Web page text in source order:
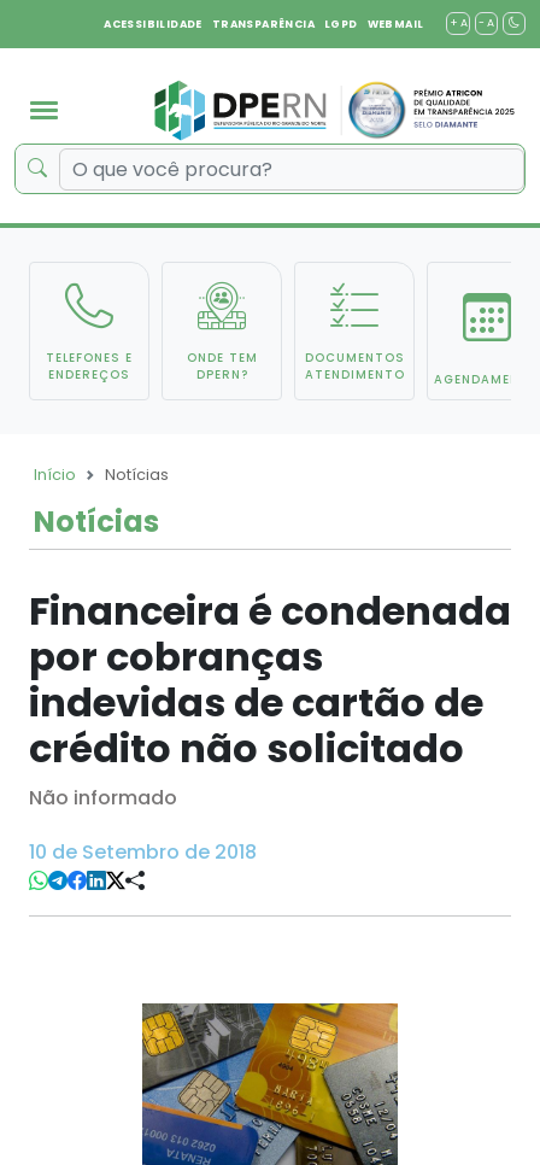
ACESSIBILIDADE TRANSPARÊNCIA LGPD WEBMAIL + A - A
TELEFONES E
ENDEREÇOS
ONDE TEM
DPERN?
DOCUMENTOS
ATENDIMENTO
AGENDAMENTO
Início Notícias
Notícias
Financeira é condenada
por cobranças
indevidas de cartão de
crédito não solicitado
Não informado
10 de Setembro de 2018